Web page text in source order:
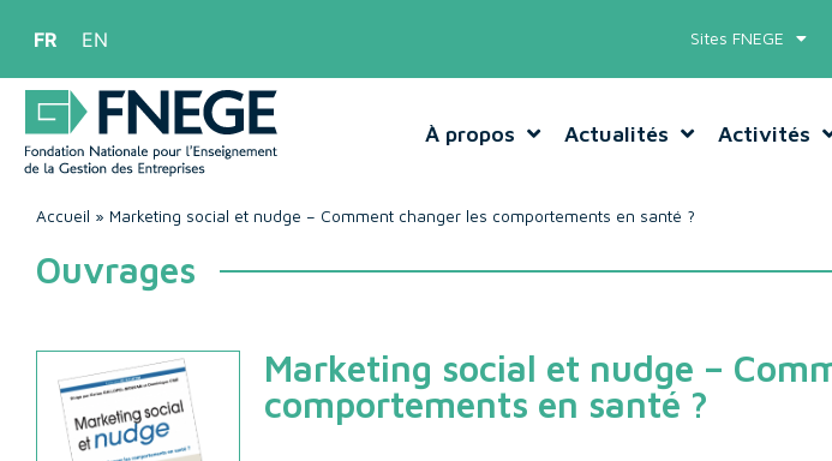
FR EN Sites FNEGE
À propos Actualités Activités
Accueil » Marketing social et nudge – Comment changer les comportements en santé ?
Ouvrages
Marketing social et nudge –
comportements en santé ?